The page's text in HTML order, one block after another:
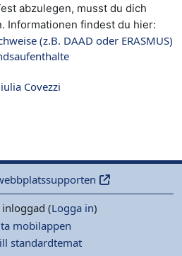
abzulegen, musst du dich
Informationen findest du hier:
(z.B. DAAD oder ERASMUS)
Covezzi
(Logga in)
mobilappen
standardtemat